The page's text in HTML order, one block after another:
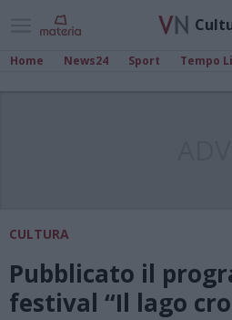
Home News24 Sport Tempo
CULTURA
Pubblicato il
festival “Il lago